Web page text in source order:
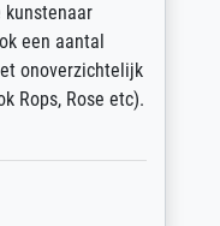
aantal
Rose etc).